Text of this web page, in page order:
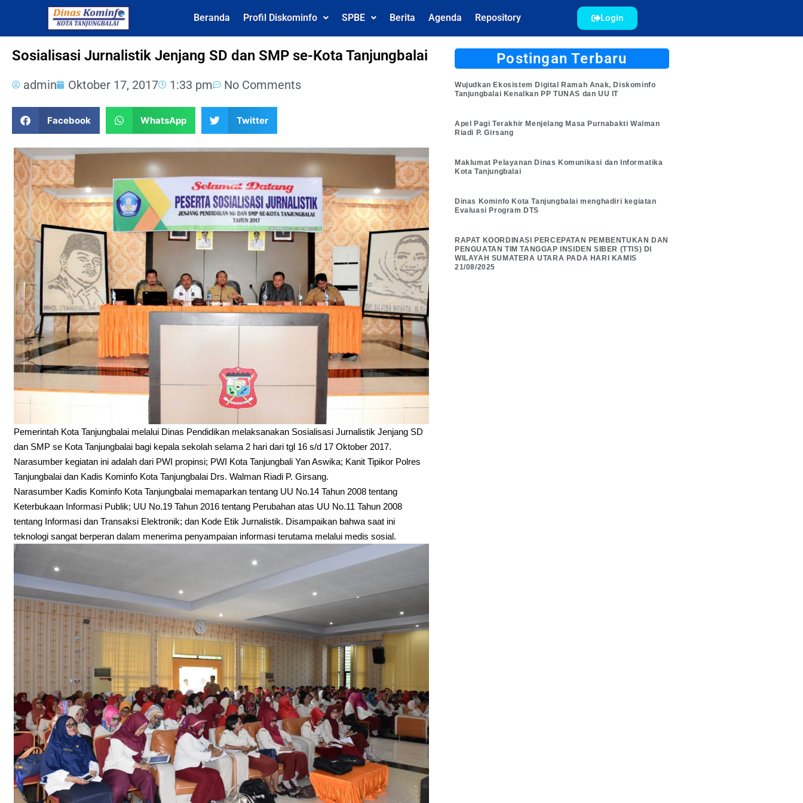
Beranda Profil Diskominfo SPBE Berita Agenda Repository Login
Sosialisasi Jurnalistik Jenjang SD dan SMP se-Kota Tanjungbalai
admin Oktober 17, 2017 1:33 pm No Comments
Facebook WhatsApp Twitter
Pemerintah Kota Tanjungbalai melalui Dinas Pendidikan melaksanakan Sosialisasi Jurnalistik Jenjang SD
dan SMP se Kota Tanjungbalai bagi kepala sekolah selama 2 hari dari tgl 16 s/d 17 Oktober 2017.
Narasumber kegiatan ini adalah dari PWI propinsi; PWI Kota Tanjungbali Yan Aswika; Kanit Tipikor Polres
Tanjungbalai dan Kadis Kominfo Kota Tanjungbalai Drs. Walman Riadi P. Girsang.
Narasumber Kadis Kominfo Kota Tanjungbalai memaparkan tentang UU No.14 Tahun 2008 tentang
Keterbukaan Informasi Publik; UU No.19 Tahun 2016 tentang Perubahan atas UU No.11 Tahun 2008
tentang Informasi dan Transaksi Elektronik; dan Kode Etik Jurnalistik. Disampaikan bahwa saat ini
teknologi sangat berperan dalam menerima penyampaian informasi terutama melalui medis sosial.
Postingan Terbaru
Wujudkan Ekosistem Digital Ramah Anak, Diskominfo
Tanjungbalai Kenalkan PP TUNAS dan UU IT
Apel Pagi Terakhir Menjelang Masa Purnabakti Walman
Riadi P. Girsang
Maklumat Pelayanan Dinas Komunikasi dan Informatika
Kota Tanjungbalai
Dinas Kominfo Kota Tanjungbalai menghadiri kegiatan
Evaluasi Program DTS
RAPAT KOORDINASI PERCEPATAN PEMBENTUKAN DAN
PENGUATAN TIM TANGGAP INSIDEN SIBER (TTIS) DI
WILAYAH SUMATERA UTARA PADA HARI KAMIS
21/08/2025